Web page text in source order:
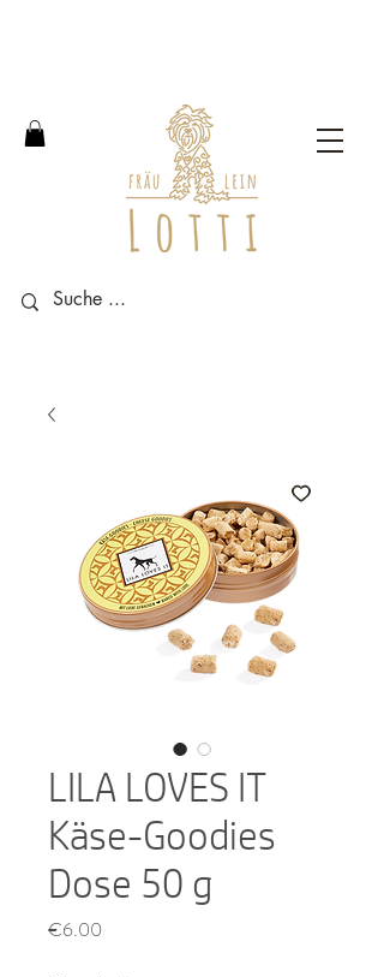
LILA LOVES IT
Käse-Goodies
Dose 50 g
€6.00